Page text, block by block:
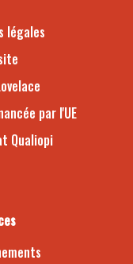
légales
par l'UE
Qualiopi